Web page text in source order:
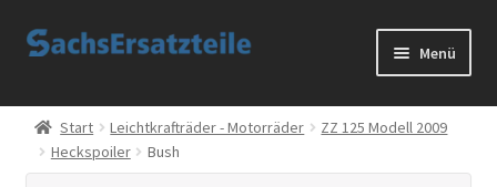
Zur
Zum
Menü
Start
AGB
Start Leichtkrafträder - Motorräder
ZZ 125 Modell 2009
Heckspoiler
Bush